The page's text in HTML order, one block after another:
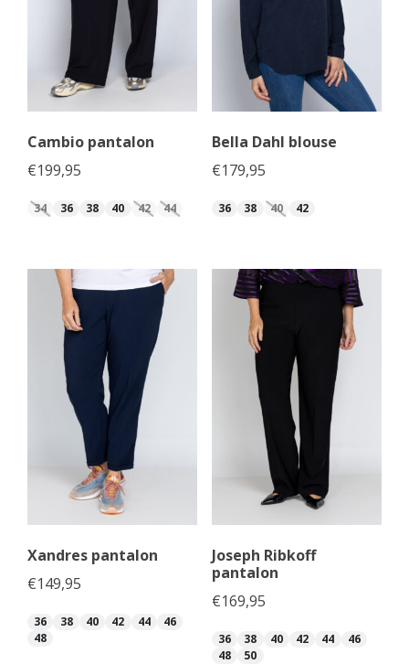
Cambio pantalon
€199,95
34 36 38 40 42 44
Bella Dahl blouse
€179,95
36 38 40 42
Xandres pantalon
€149,95
36 38 40 42 44
46
48
Joseph Ribkoff
pantalon
€169,95
36 38 40 42 44
46
48
50